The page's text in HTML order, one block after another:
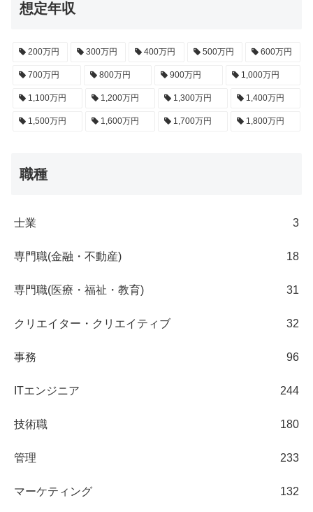
想定年収
200万円 300万円 400万円 500万円 600万円
700万円 800万円 900万円 1,000万円
1,100万円 1,200万円 1,300万円 1,400万円
1,500万円 1,600万円 1,700万円 1,800万円
職種
士業 3
専門職(金融・不動産) 18
専門職(医療・福祉・教育) 31
クリエイター・クリエイティブ 32
事務 96
ITエンジニア 244
技術職 180
管理 233
マーケティング 132